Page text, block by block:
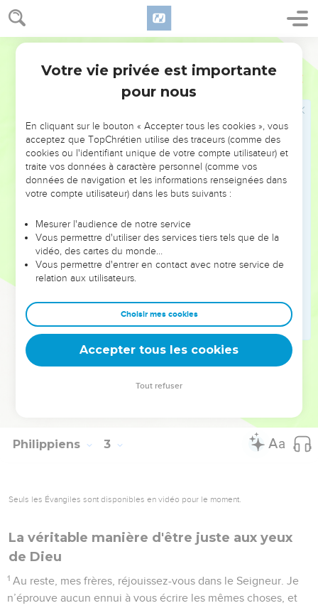
Philippiens 2
24 et j’ai cette confiance dans le Seigneur que je viendrai
bientôt moi-même.
J’ai estimé nécessaire de vous envoyer Épaphrodite, mon
frère, mon compagnon d’œuvre et de combat, que vous
m’avez envoyé, et à qui vous avez donné de quoi pourvoir à
il désirait ardemment vous voir tous, et il était fort en
peine de ce que vous ayez appris sa maladie.
Il a été malade, en effet, tout près de la mort ; mais Dieu a
eu pitié de lui, et non seulement de lui, mais aussi de moi,
afin que je n’aie pas tristesse sur tristesse.
Je l’ai donc envoyé avec beaucoup d’empressement, afin
que vous vous réjouissiez de le revoir, et que je sois moi-
même moins triste.
Recevez-le dans le Seigneur avec une joie entière, et
car c’est pour l’œuvre de Christ qu’il a été près de mourir,
ayant exposé sa vie afin de suppléer à l’absence de votre
service pour moi.
© Société biblique française – Bibli’O, 1978, avec autorisation. Pour vous procurer
Philippiens 3
Seuls les Évangiles sont disponibles en vidéo pour le moment.
La véritable manière d'être juste aux yeux
de Dieu
1 Au reste, mes frères, réjouissez-vous dans le Seigneur. Je
n’éprouve aucun ennui à vous écrire les mêmes choses, et
Votre vie privée est importante
pour nous
En cliquant sur le bouton « Accepter tous les cookies », vous
acceptez que TopChrétien utilise des traceurs (comme des
cookies ou l'identifiant unique de votre compte utilisateur) et
traite vos données à caractère personnel (comme vos
données de navigation et les informations renseignées dans
votre compte utilisateur) dans les buts suivants :
Mesurer l'audience de notre service
Vous permettre d'utiliser des services tiers tels que de la
vidéo, des cartes du monde…
Vous permettre d'entrer en contact avec notre service de
relation aux utilisateurs.
Choisir mes cookies
Accepter tous les cookies
Tout refuser